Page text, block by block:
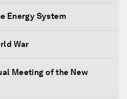
Energy System
War
Meeting of the New